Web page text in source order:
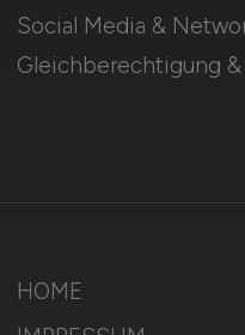
Social Media &
Gleichberechtigung
HOME